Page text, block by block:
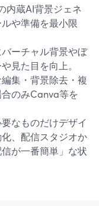
内蔵AI背景ジェネ
や準備を最小限
ーチャル背景やぼ
見た目を向上。
集・背景除去・複
のみCanva等を
なものだけデザイ
、配信スタジオか
が一番簡単」な状